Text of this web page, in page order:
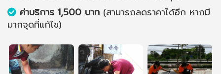
ค่าบริการ 1,500 บาท (สามารถลดราคาได้อีก หากมี
มากจุดที่แก้ไข)